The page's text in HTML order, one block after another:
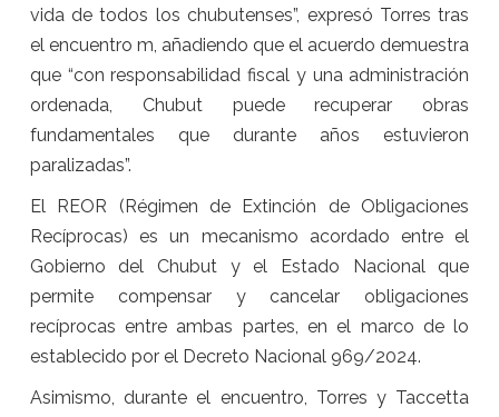
vida de todos los chubutenses”, expresó Torres tras
el encuentro m, añadiendo que el acuerdo demuestra
que “con responsabilidad fiscal y una administración
ordenada, Chubut puede recuperar obras
fundamentales que durante años estuvieron
paralizadas”.
El REOR (Régimen de Extinción de Obligaciones
Recíprocas) es un mecanismo acordado entre el
Gobierno del Chubut y el Estado Nacional que
permite compensar y cancelar obligaciones
recíprocas entre ambas partes, en el marco de lo
establecido por el Decreto Nacional 969/2024.
Asimismo, durante el encuentro, Torres y Taccetta